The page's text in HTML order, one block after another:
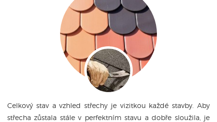
Celkový stav a vzhled střechy je vizitkou každé stavby. Aby
střecha zůstala stále v perfektním stavu a dobře sloužila, je